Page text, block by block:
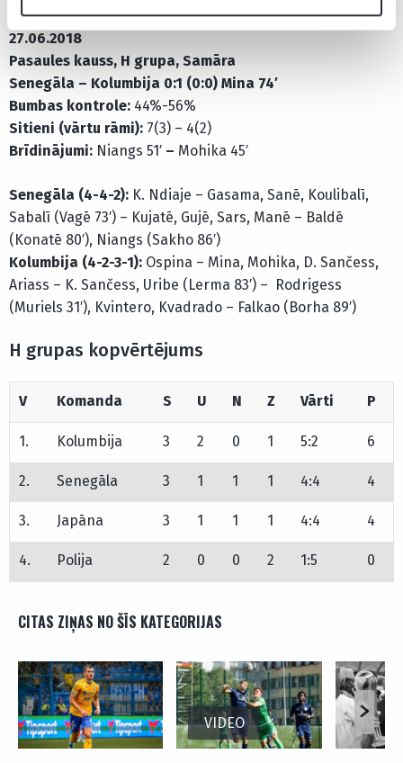
27.06.2018
Pasaules kauss, H grupa, Samāra
Senegāla – Kolumbija 0:1 (0:0) Mina 74′
Bumbas kontrole: 44%-56%
Sitieni (vārtu rāmi): 7(3) – 4(2)
Brīdinājumi: Niangs 51′ – Mohika 45′
Senegāla (4-4-2): K. Ndiaje – Gasama, Sanē, Koulibalī,
Sabalī (Vagē 73′) – Kujatē, Gujē, Sars, Manē – Baldē
(Konatē 80′), Niangs (Sakho 86′)
Kolumbija (4-2-3-1): Ospina – Mina, Mohika, D. Sančess,
Ariass – K. Sančess, Uribe (Lerma 83′) – Rodrigess
(Muriels 31′), Kvintero, Kvadrado – Falkao (Borha 89′)
H grupas kopvērtējums
V Komanda S U N Z Vārti P
1. Kolumbija 3 2 0 1 5:2 6
2. Senegāla 3 1 1 1 4:4 4
3. Japāna 3 1 1 1 4:4 4
4. Polija 2 0 0 2 1:5 0
CITAS ZIŅAS NO ŠĪS KATEGORIJAS
VIDEO